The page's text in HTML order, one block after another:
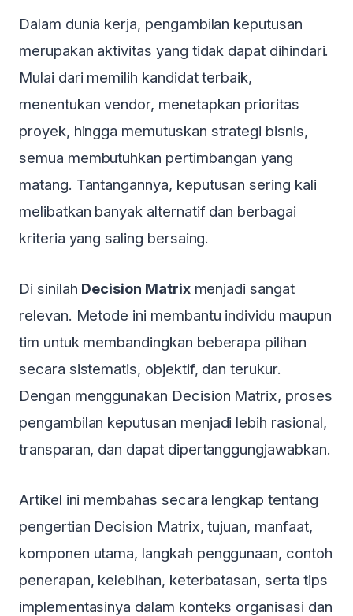
Dalam dunia kerja, pengambilan keputusan
merupakan aktivitas yang tidak dapat dihindari.
Mulai dari memilih kandidat terbaik,
menentukan vendor, menetapkan prioritas
proyek, hingga memutuskan strategi bisnis,
semua membutuhkan pertimbangan yang
matang. Tantangannya, keputusan sering kali
melibatkan banyak alternatif dan berbagai
kriteria yang saling bersaing.
Di sinilah Decision Matrixmenjadi sangat
relevan. Metode ini membantu individu maupun
tim untuk membandingkan beberapa pilihan
secara sistematis, objektif, dan terukur.
Dengan menggunakan Decision Matrix, proses
pengambilan keputusan menjadi lebih rasional,
transparan, dan dapat dipertanggungjawabkan.
Artikel ini membahas secara lengkap tentang
pengertian Decision Matrix, tujuan, manfaat,
komponen utama, langkah penggunaan, contoh
penerapan, kelebihan, keterbatasan, serta tips
implementasinya dalam konteks organisasi dan